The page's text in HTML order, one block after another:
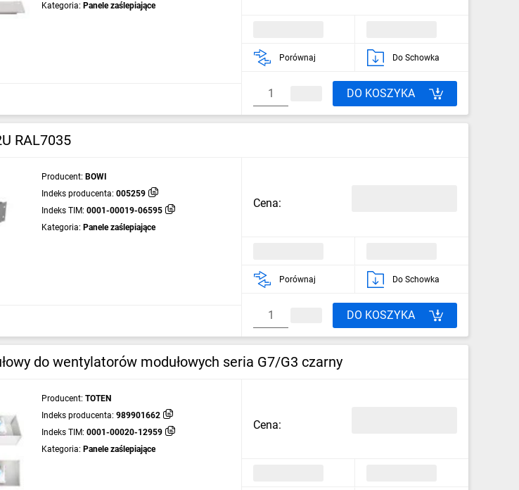
Kategoria: Panele zaślepiające
Porównaj Do Schowka
DO KOSZYKA
RAL7035
Producent: BOWI
Indeks producenta: 005259
Indeks TIM: 0001-00019-06595
Kategoria: Panele zaślepiające
Cena:
Porównaj Do Schowka
DO KOSZYKA
do wentylatorów modułowych seria G7/G3 czarny
Producent: TOTEN
Indeks producenta: 989901662
Indeks TIM: 0001-00020-12959
Kategoria: Panele zaślepiające
Cena: